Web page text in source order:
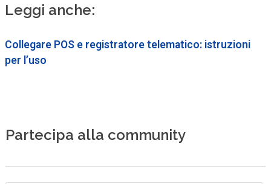
Leggi anche:
Collegare POS e registratore telematico: istruzioni
per l’uso
Partecipa alla community